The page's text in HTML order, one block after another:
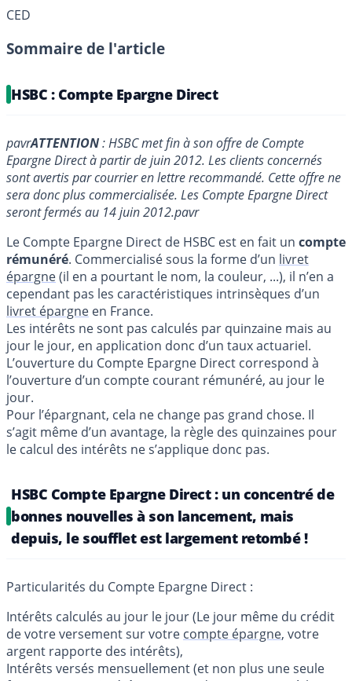
CED
Sommaire de l'article
HSBC : Compte Epargne Direct
pavrATTENTION: HSBC met fin à son offre de Compte
Epargne Direct à partir de juin 2012. Les clients concernés
sont avertis par courrier en lettre recommandé. Cette offre ne
sera donc plus commercialisée. Les Compte Epargne Direct
seront fermés au 14 juin 2012.pavr
Le Compte Epargne Direct de HSBC est en fait un compte
rémunéré. Commercialisé sous la forme d’un livret
épargne(il en a pourtant le nom, la couleur, ...), il n’en a
cependant pas les caractéristiques intrinsèques d’un
livret épargne en France.
Les intérêts ne sont pas calculés par quinzaine mais au
jour le jour, en application donc d’un taux actuariel.
L’ouverture du Compte Epargne Direct correspond à
l’ouverture d’un compte courant rémunéré, au jour le
jour.
Pour l’épargnant, cela ne change pas grand chose. Il
s’agit même d’un avantage, la règle des quinzaines pour
le calcul des intérêts ne s’applique donc pas.
HSBC Compte Epargne Direct : un concentré de
bonnes nouvelles à son lancement, mais
depuis, le soufflet est largement retombé !
Particularités du Compte Epargne Direct :
Intérêts calculés au jour le jour (Le jour même du crédit
de votre versement sur votre compte épargne, votre
argent rapporte des intérêts),
Intérêts versés mensuellement (et non plus une seule